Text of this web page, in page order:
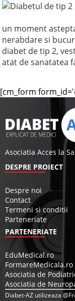
un moment
nerabdare si
diabet de tip 2,
atat de sanatatea
[cm_form
Asociatia Acces la
DESPRE PROIECT
Despre noi
Contact
Termeni si conditii
Parteneriate
PARTENERIATE
EduMedical.ro
FormareMedicala.ro
Asociatia de
Asociatia de
Diabet-AZ utilizeaza